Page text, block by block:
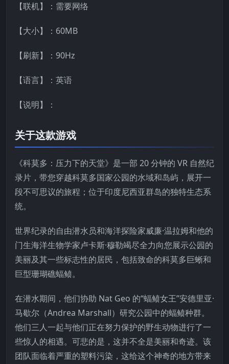
【联机】：需要网络
【大小】：60MB
【刷新】：90Hz
【语言】：英语
【说明】：
关于这款游戏
《科莫多：压力下的天堂》是一部 20 分钟的 VR 自然纪
录片，带您穿越科莫多国家公园的水域和岛屿，展开一
段不可思议的旅程；位于印度尼西亚群岛的独特生态系
统。
世界纪录的自由潜水员和海洋探险家威廉·温拉姆和他的
门生海洋生物学家卢卡斯·穆勒竭尽全力向您展示公园的
美丽及其一些标志性的居民，包括致命的科莫多巨蜥和
巨型珊瑚礁蝠鲼。
在潜水期间，他们协助 Nat Geo 的“蝠鲼女王”安德里亚·
马歇尔（Andrea Marshall）研究公园中的蝠鲼种群。
他们三人一起与他们正在努力保护的野生动物进行了一
些惊人的相遇。可悲的是，这并不全是美丽和奇迹。该
团队面临着严重的塑料污染，这给这个神奇的地方带来